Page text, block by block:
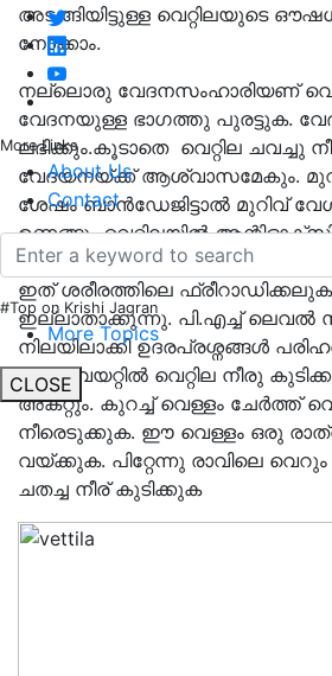
More Links
About Us
Contact
#Top on Krishi Jagran
More Topics
CLOSE
അടങ്ങിയിട്ടുള്ള വെറ്റിലയുടെ
നോക്കാം.
നല്ലൊരു വേദനസംഹാരിയണ്
വേദനയുള്ള ഭാഗത്തു പുരട്ടുക.
ലഭിക്കും.കൂടാതെ വെറ്റില ചവച്ചു
വേദയനയ്ക്ക് ആശ്വാസമേകും.
ശേഷം ബാൻഡേജിട്ടാൽ മുറിവ്
ഉണങ്ങും.വെറ്റിലയിൽ
അടങ്ങിയിട്ടുണ്ട്.
ഇത് ശരീരത്തിലെ
ഇല്ലാതാക്കുന്നു. പി.എച്ച് ലെവൽ
നിലയിലാക്കി ഉദരപ്രശ്നങ്ങൾ
വെറുംവയറ്റിൽ വെറ്റില നീരു
അകറ്റും. കുറച്ച് വെള്ളം ചേർത്ത്
നീരെടുക്കുക. ഈ വെള്ളം ഒരു
വയ്ക്കുക. പിറ്റേന്നു രാവിലെ
ചതച്ച നീര് കുടിക്കുക